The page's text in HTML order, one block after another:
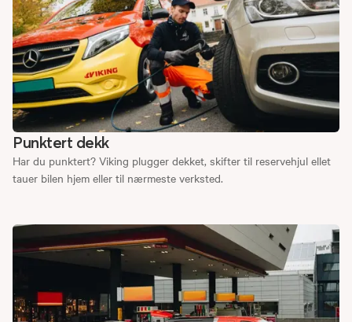
Punktert dekk
Har du punktert? Viking plugger dekket, skifter til reservehjul ellet
tauer bilen hjem eller til nærmeste verksted.